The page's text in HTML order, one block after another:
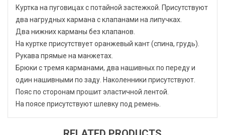
Куртка на пуговицах с потайной застежкой. Присутствуют
два нагрудных кармана с клапанами на липучках.
Два нижних карманы без клапанов.
На куртке присутствует оранжевый кант (спина, грудь).
Рукава прямые на манжетах.
Брюки с тремя карманами, два нашивных по переду и
один нашивными по заду. Наколенники присутствуют.
Пояс по сторонам прошит эластичной лентой.
На поясе присутствуют шлевку под ремень.